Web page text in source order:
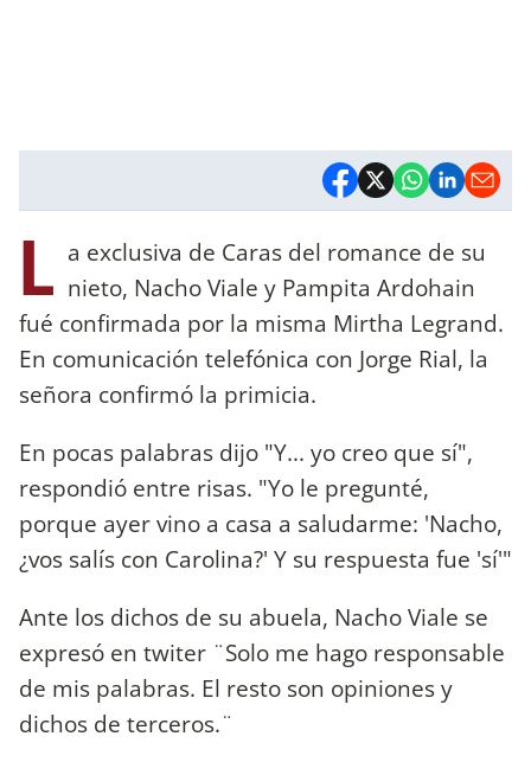
L a exclusiva de Caras del romance de su
nieto, Nacho Viale y Pampita Ardohain
fué confirmada por la misma Mirtha Legrand.
En comunicación telefónica con Jorge Rial, la
señora confirmó la primicia.
En pocas palabras dijo "Y... yo creo que sí",
respondió entre risas. "Yo le pregunté,
porque ayer vino a casa a saludarme: 'Nacho,
¿vos salís con Carolina?' Y su respuesta fue 'sí'"
Ante los dichos de su abuela, Nacho Viale se
expresó en twiter ¨Solo me hago responsable
de mis palabras. El resto son opiniones y
dichos de terceros.¨